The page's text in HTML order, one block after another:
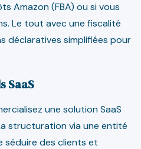
Amazon (FBA) ou si vous
Le tout avec une fiscalité
déclaratives simplifiées pour
SaaS
une solution SaaS
structuration via une entité
séduire des clients et